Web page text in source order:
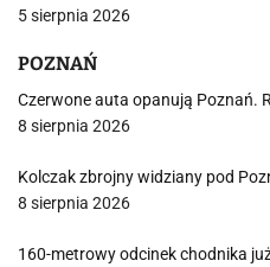
5 sierpnia 2026
POZNAŃ
Czerwone auta opanują Poznań.
8 sierpnia 2026
Kolczak zbrojny widziany pod
8 sierpnia 2026
160-metrowy odcinek chodnika